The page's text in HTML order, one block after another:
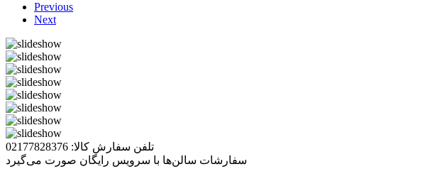
Previous
Next
تلفن سفارش کالا: 02177828376
سفارشات سالن‌ها با سرویس رایگان صورت می‌گیرد